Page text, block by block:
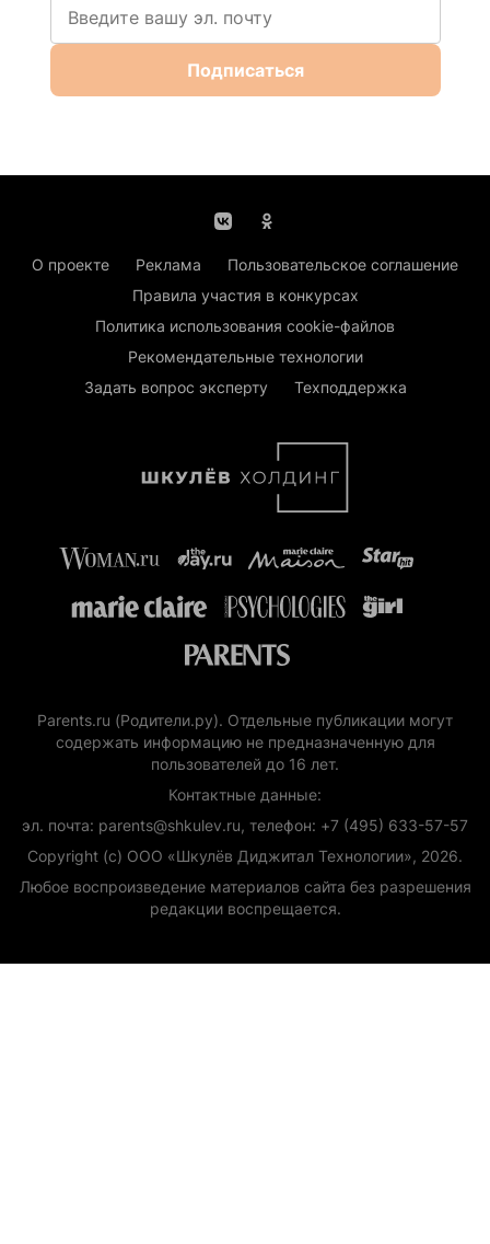
Подписаться
О проекте Реклама
Пользовательское соглашение
Правила участия в конкурсах
Политика использования cookie-файлов
Рекомендательные технологии
Задать вопрос эксперту
Техподдержка
Parents.ru (Родители.ру). Отдельные публикации могут
содержать информацию не предназначенную для
пользователей до 16 лет.
Контактные данные:
эл. почта: parents@shkulev.ru, телефон: +7 (495) 633-57-57
Copyright (с) ООО «Шкулёв Диджитал Технологии», 2026.
Любое воспроизведение материалов сайта без разрешения
редакции воспрещается.